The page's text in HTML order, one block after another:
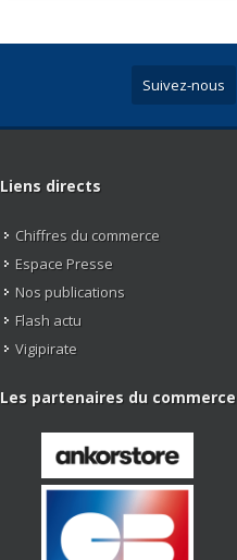
Suivez-nous
Liens directs
Chiffres du commerce
Espace Presse
Nos publications
Flash actu
Vigipirate
Les partenaires du commerce